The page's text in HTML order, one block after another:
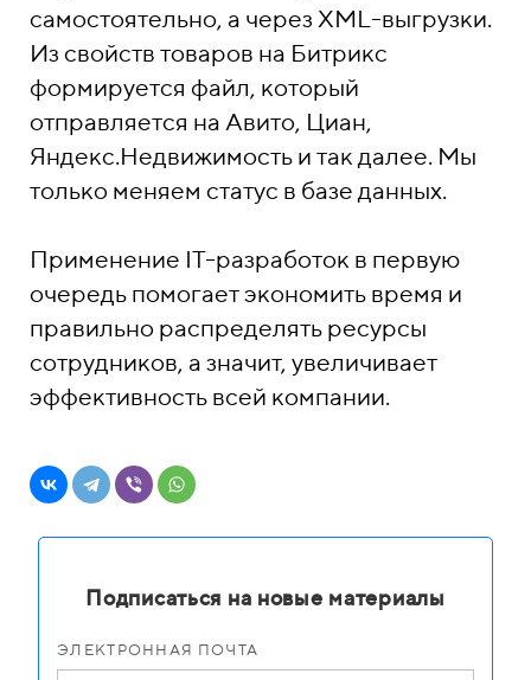
самостоятельно, а через XML-выгрузки.
Из свойств товаров на Битрикс
формируется файл, который
отправляется на Авито, Циан,
Яндекс.Недвижимость и так далее. Мы
только меняем статус в базе данных.
Применение IT-разработок в первую
очередь помогает экономить время и
правильно распределять ресурсы
сотрудников, а значит, увеличивает
эффективность всей компании.
Подписаться на новые материалы
ЭЛЕКТРОННАЯ ПОЧТА